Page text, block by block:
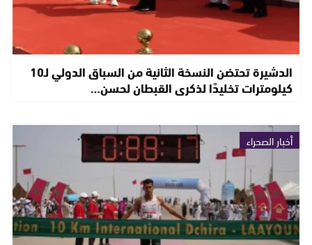
الدشيرة تحتضن النسخة الثانية من السباق الدولي لـ10
كيلومترات تخليدًا لذكرى القبطان لحسن…
أخبار الصحراء